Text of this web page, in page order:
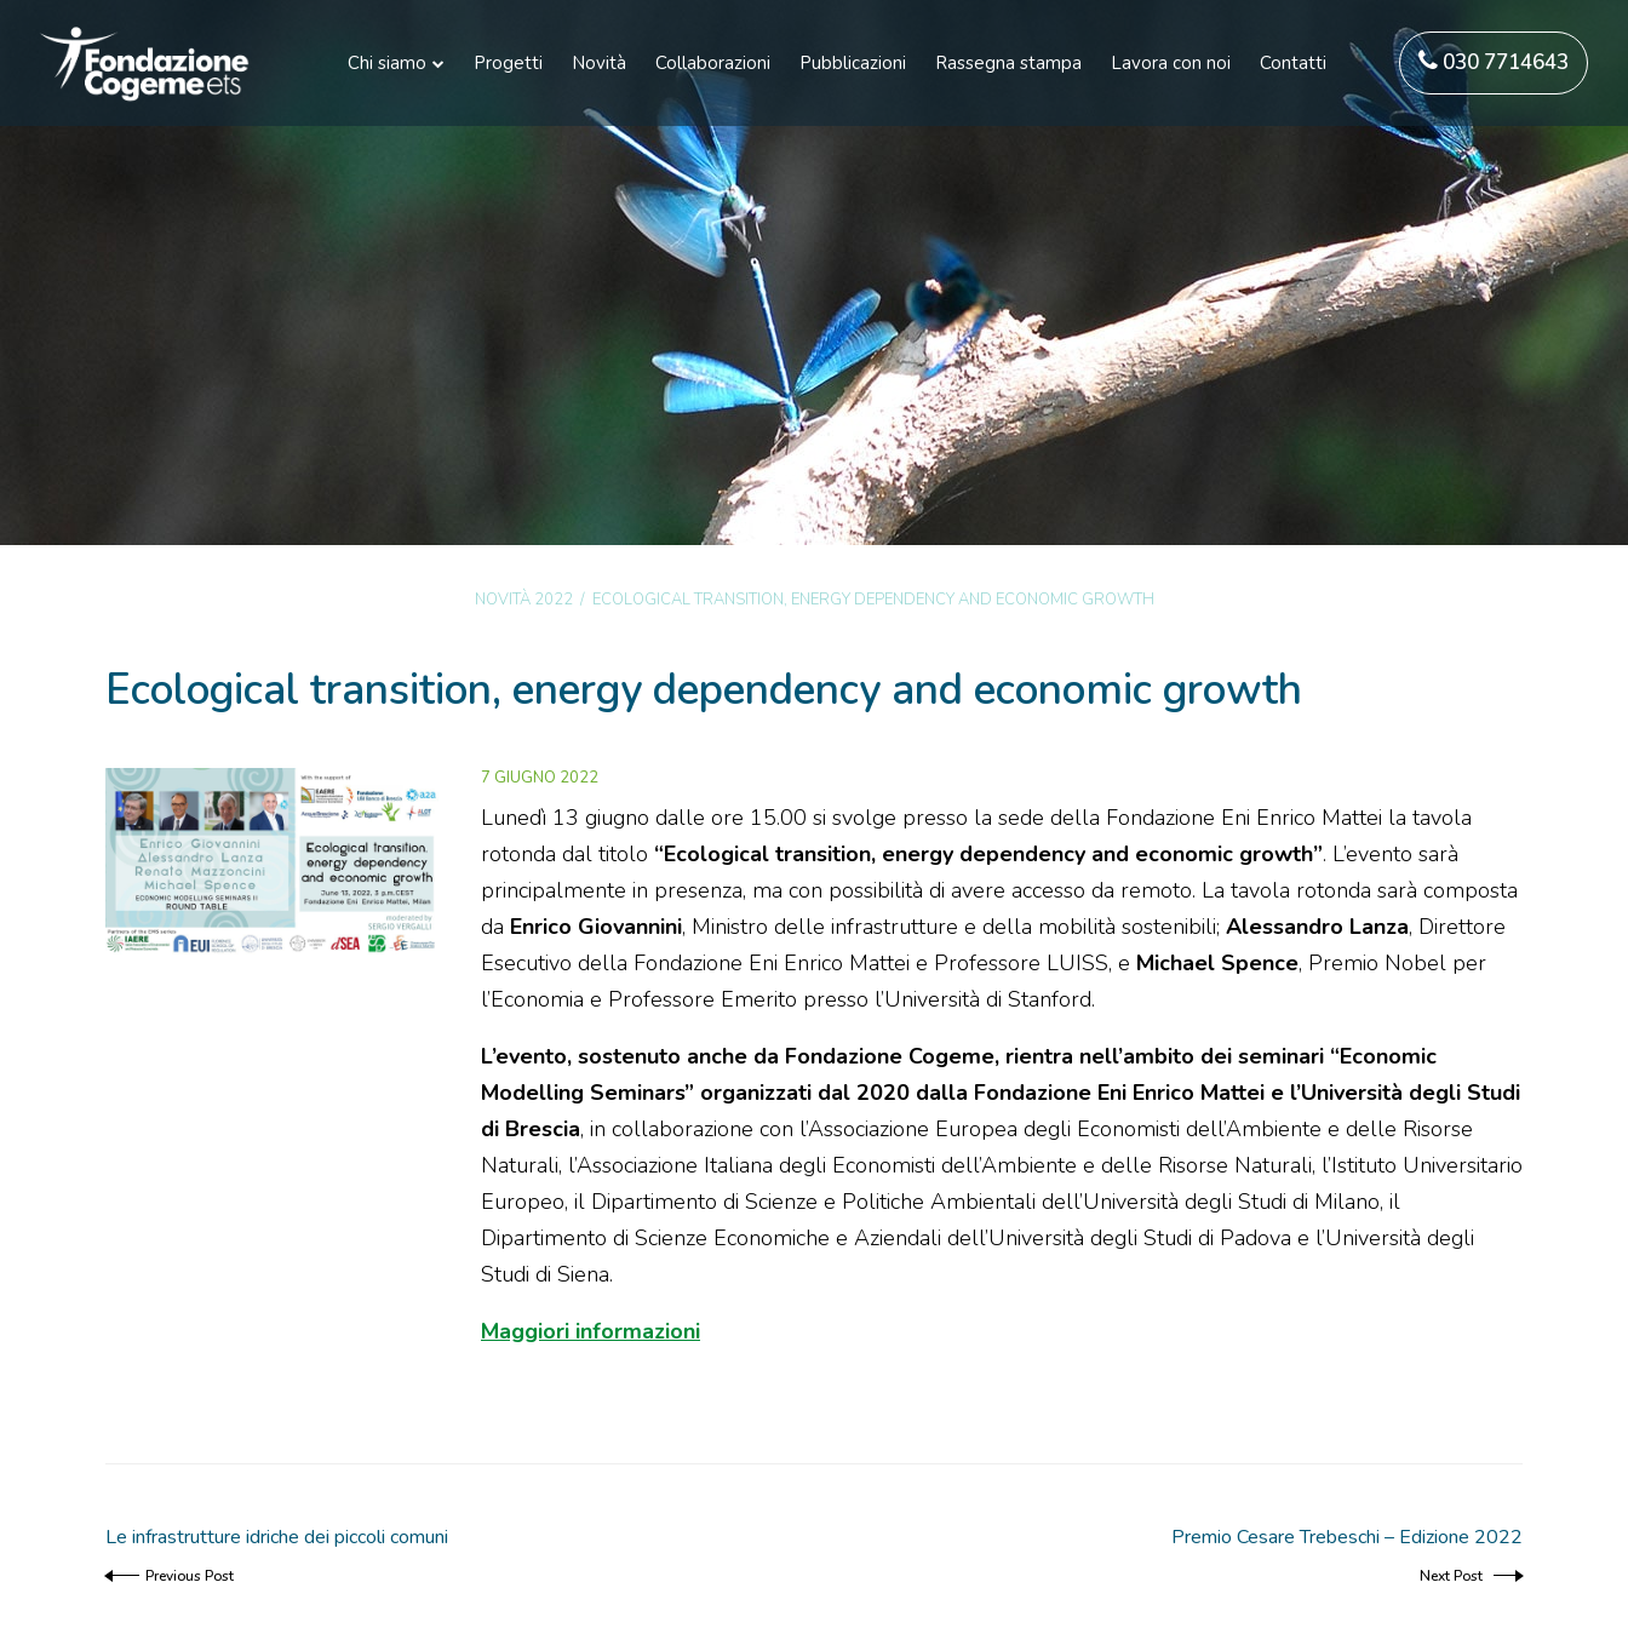
Chi siamo Progetti Novità Collaborazioni Pubblicazioni Rassegna stampa Lavora con noi Contatti 030 7714643
NOVITÀ 2022 / ECOLOGICAL TRANSITION, ENERGY DEPENDENCY AND ECONOMIC GROWTH
Ecological transition, energy dependency and economic growth
7 GIUGNO 2022
Lunedì 13 giugno dalle ore 15.00 si svolge presso la sede della Fondazione Eni Enrico Mattei la tavola
rotonda dal titolo “Ecological transition, energy dependency and economic growth”. L’evento sarà
principalmente in presenza, ma con possibilità di avere accesso da remoto. La tavola rotonda sarà composta
da Enrico Giovannini, Ministro delle infrastrutture e della mobilità sostenibili; Alessandro Lanza, Direttore
Esecutivo della Fondazione Eni Enrico Mattei e Professore LUISS, e Michael Spence, Premio Nobel per
l’Economia e Professore Emerito presso l’Università di Stanford.
L’evento, sostenuto anche da Fondazione Cogeme, rientra nell’ambito dei seminari “Economic
Modelling Seminars” organizzati dal 2020 dalla Fondazione Eni Enrico Mattei e l’Università degli Studi
di Brescia, in collaborazione con l’Associazione Europea degli Economisti dell’Ambiente e delle Risorse
Naturali, l’Associazione Italiana degli Economisti dell’Ambiente e delle Risorse Naturali, l’Istituto Universitario
Europeo, il Dipartimento di Scienze e Politiche Ambientali dell’Università degli Studi di Milano, il
Dipartimento di Scienze Economiche e Aziendali dell’Università degli Studi di Padova e l’Università degli
Studi di Siena.
Maggiori informazioni
Le infrastrutture idriche dei piccoli comuni
Previous Post
Premio Cesare Trebeschi – Edizione 2022
Next Post